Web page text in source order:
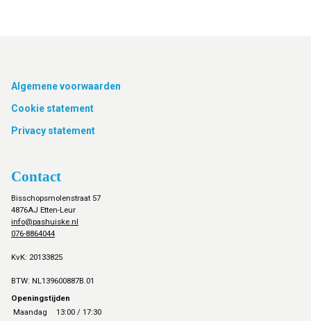
Footer
Algemene voorwaarden
Cookie statement
Privacy statement
Contact
Bisschopsmolenstraat 57
4876AJ Etten-Leur
info@pashuiske.nl
076-8864044
KvK: 20133825
BTW: NL139600887B.01
Openingstijden
Maandag
13:00 / 17:30